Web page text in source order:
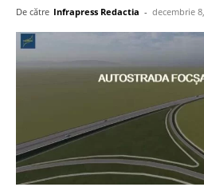
De către Infrapress Redactia - decembrie